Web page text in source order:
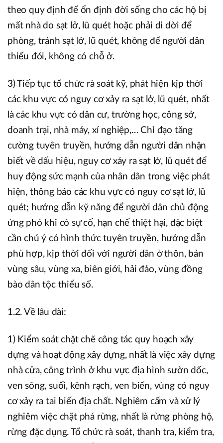
theo quy định để ổn định đời sống cho các hộ bị
mất nhà do sạt lở, lũ quét hoặc phải di dời để
phòng, tránh sạt lở, lũ quét, không để người dân
thiếu đói, không có chỗ ở.
3) Tiếp tục tổ chức rà soát kỹ, phát hiện kịp thời
các khu vực có nguy cơ xảy ra sạt lở, lũ quét, nhất
là các khu vực có dân cư, trường học, công sở,
doanh trại, nhà máy, xí nghiệp,… Chỉ đạo tăng
cường tuyên truyền, hướng dẫn người dân nhận
biết về dấu hiệu, nguy cơ xảy ra sạt lở, lũ quét để
huy động sức mạnh của nhân dân trong việc phát
hiện, thông báo các khu vực có nguy cơ sạt lở, lũ
quét; hướng dẫn kỹ năng để người dân chủ động
ứng phó khi có sự cố, hạn chế thiệt hại, đặc biệt
cần chú ý có hình thức tuyên truyền, hướng dẫn
phù hợp, kịp thời đối với người dân ở thôn, bản
vùng sâu, vùng xa, biên giới, hải đảo, vùng đồng
bào dân tộc thiểu số.
1.2. Về lâu dài:
1) Kiểm soát chặt chẽ công tác quy hoạch xây
dựng và hoạt động xây dựng, nhất là việc xây dựng
nhà cửa, công trình ở khu vực địa hình sườn dốc,
ven sông, suối, kênh rạch, ven biển, vùng có nguy
cơ xảy ra tai biến địa chất. Nghiêm cấm và xử lý
nghiêm việc chặt phá rừng, nhất là rừng phòng hộ,
rừng đặc dụng. Tổ chức rà soát, thanh tra, kiểm tra,